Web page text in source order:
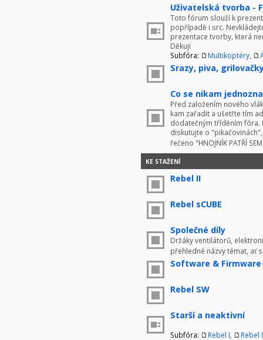
Uživatelská tvorba -
Toto fórum slouží k
popřípadě i src.
prezentace tvorby, která
Děkuji
Subfóra:
Multikoptéry
Srazy, piva,
Co se nikam
Před založením nového
kam zařadit a ušetřte tím
dodatečným tříděním fóra.
diskutujte o
řečeno "HNOJNÍK PATŘÍ
KE STAŽENÍ
Rebel II
Rebel sCUBE
Společné díly
Držáky ventilátorů,
přehledné názvy témat, ať
Software & Firmware
Rebel SW
Starší a neaktivní
Subfóra: Rebel I Rebel